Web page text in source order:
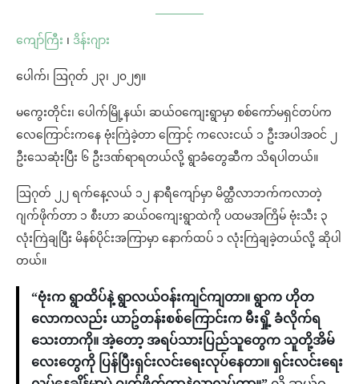
ကျော်ကြီး ၊ ဒိန်းဂျား
ပေါက်၊ ဩဂုတ် ၂၃၊ ၂၀၂၅။
မကွေးတိုင်း၊ ပေါက်မြို့နယ်၊ ဆယ်ဝကျေးရွာမှာ စစ်ကော်မရှင်တပ်က
လေကြောင်းကနေ ဗုံးကြဲခဲ့တာ ကြောင့် ကလေးငယ် ၁ ဦးအပါအဝင် ၂
ဦးသေဆုံးပြီး ၆ ဦးဒဏ်ရာရတယ်လို့ ရွာခံတွေဆီက သိရပါတယ်။
ဩဂုတ် ၂၂ ရက်နေ့လယ် ၁၂ နာရီကျော်မှာ မိတ္ထီလာဘက်ကလာတဲ့
ဂျက်ဖိုက်တာ ၁ စီးဟာ ဆယ်ဝကျေးရွာထဲကို ပထမအကြိမ် ဗုံးသီး ၃
လုံးကြဲချပြီး မိနစ်ပိုင်းအကြာမှာ နောက်ထပ် ၁ လုံးကြဲချခဲ့တယ်လို့ ဆိုပါ
တယ်။
“ဗုံးက ရွာထိပ်နဲ့ ရွာလယ်ဝန်းကျင်ကျတာ။ ရွာက ဟိုတ
လောကလည်း ယာဥ်တန်းစစ်ကြောင်းက မီးရှို့ ခံလိုက်ရ
သေးတာကို။ အဲ့တော့ အရပ်သားပြည်သူတွေက သူတို့အိမ်
လေးတွေကို ပြန်ပြီးရှင်းလင်းရေးလုပ်နေတာ။ ရှင်းလင်းရေး